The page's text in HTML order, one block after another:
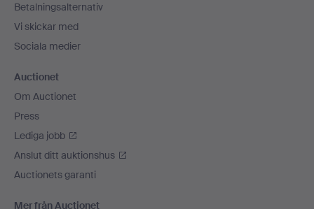
Betalningsalternativ
Vi skickar med
Sociala medier
Auctionet
Om Auctionet
Press
Lediga jobb
Anslut ditt auktionshus
Auctionets garanti
Mer från Auctionet